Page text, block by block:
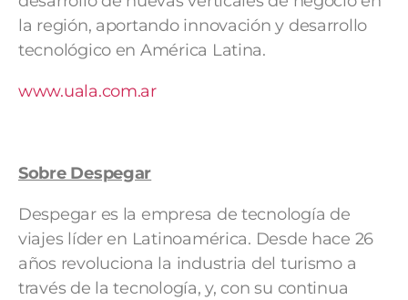
la región, aportando innovación y desarrollo
tecnológico en América Latina.
www.uala.com.ar
Sobre Despegar
Despegar es la empresa de tecnología de
viajes líder en Latinoamérica. Desde hace 26
años revoluciona la industria del turismo a
través de la tecnología, y, con su continua